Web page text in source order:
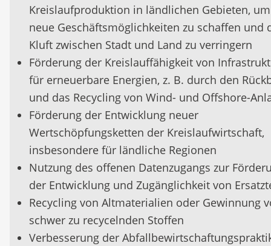
Kreislaufproduktion in ländlichen Gebieten, um
neue Geschäftsmöglichkeiten zu schaffen und
Kluft zwischen Stadt und Land zu verringern
Förderung der Kreislauffähigkeit von
für erneuerbare Energien, z. B. durch den
und das Recycling von Wind- und Offshore-
Förderung der Entwicklung neuer
Wertschöpfungsketten der Kreislaufwirtschaft,
insbesondere für ländliche Regionen
Nutzung des offenen Datenzugangs zur
der Entwicklung und Zugänglichkeit von
Recycling von Altmaterialien oder Gewinnung
schwer zu recycelnden Stoffen
Verbesserung der